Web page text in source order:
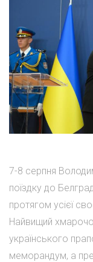
7-8 серпня
поїздку до
протягом усієї
Найвищий
українського
меморандум, а